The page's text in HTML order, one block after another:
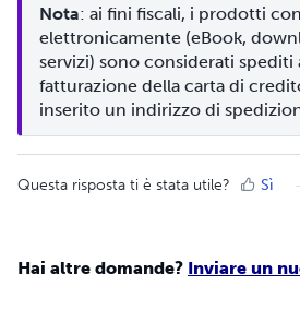
Nota: ai fini fiscali, i prodotti
elettronicamente (eBook,
servizi) sono considerati spediti
fatturazione della carta di
inserito un indirizzo di
Questa risposta ti è stata utile? Sì
Hai altre domande? Inviare un